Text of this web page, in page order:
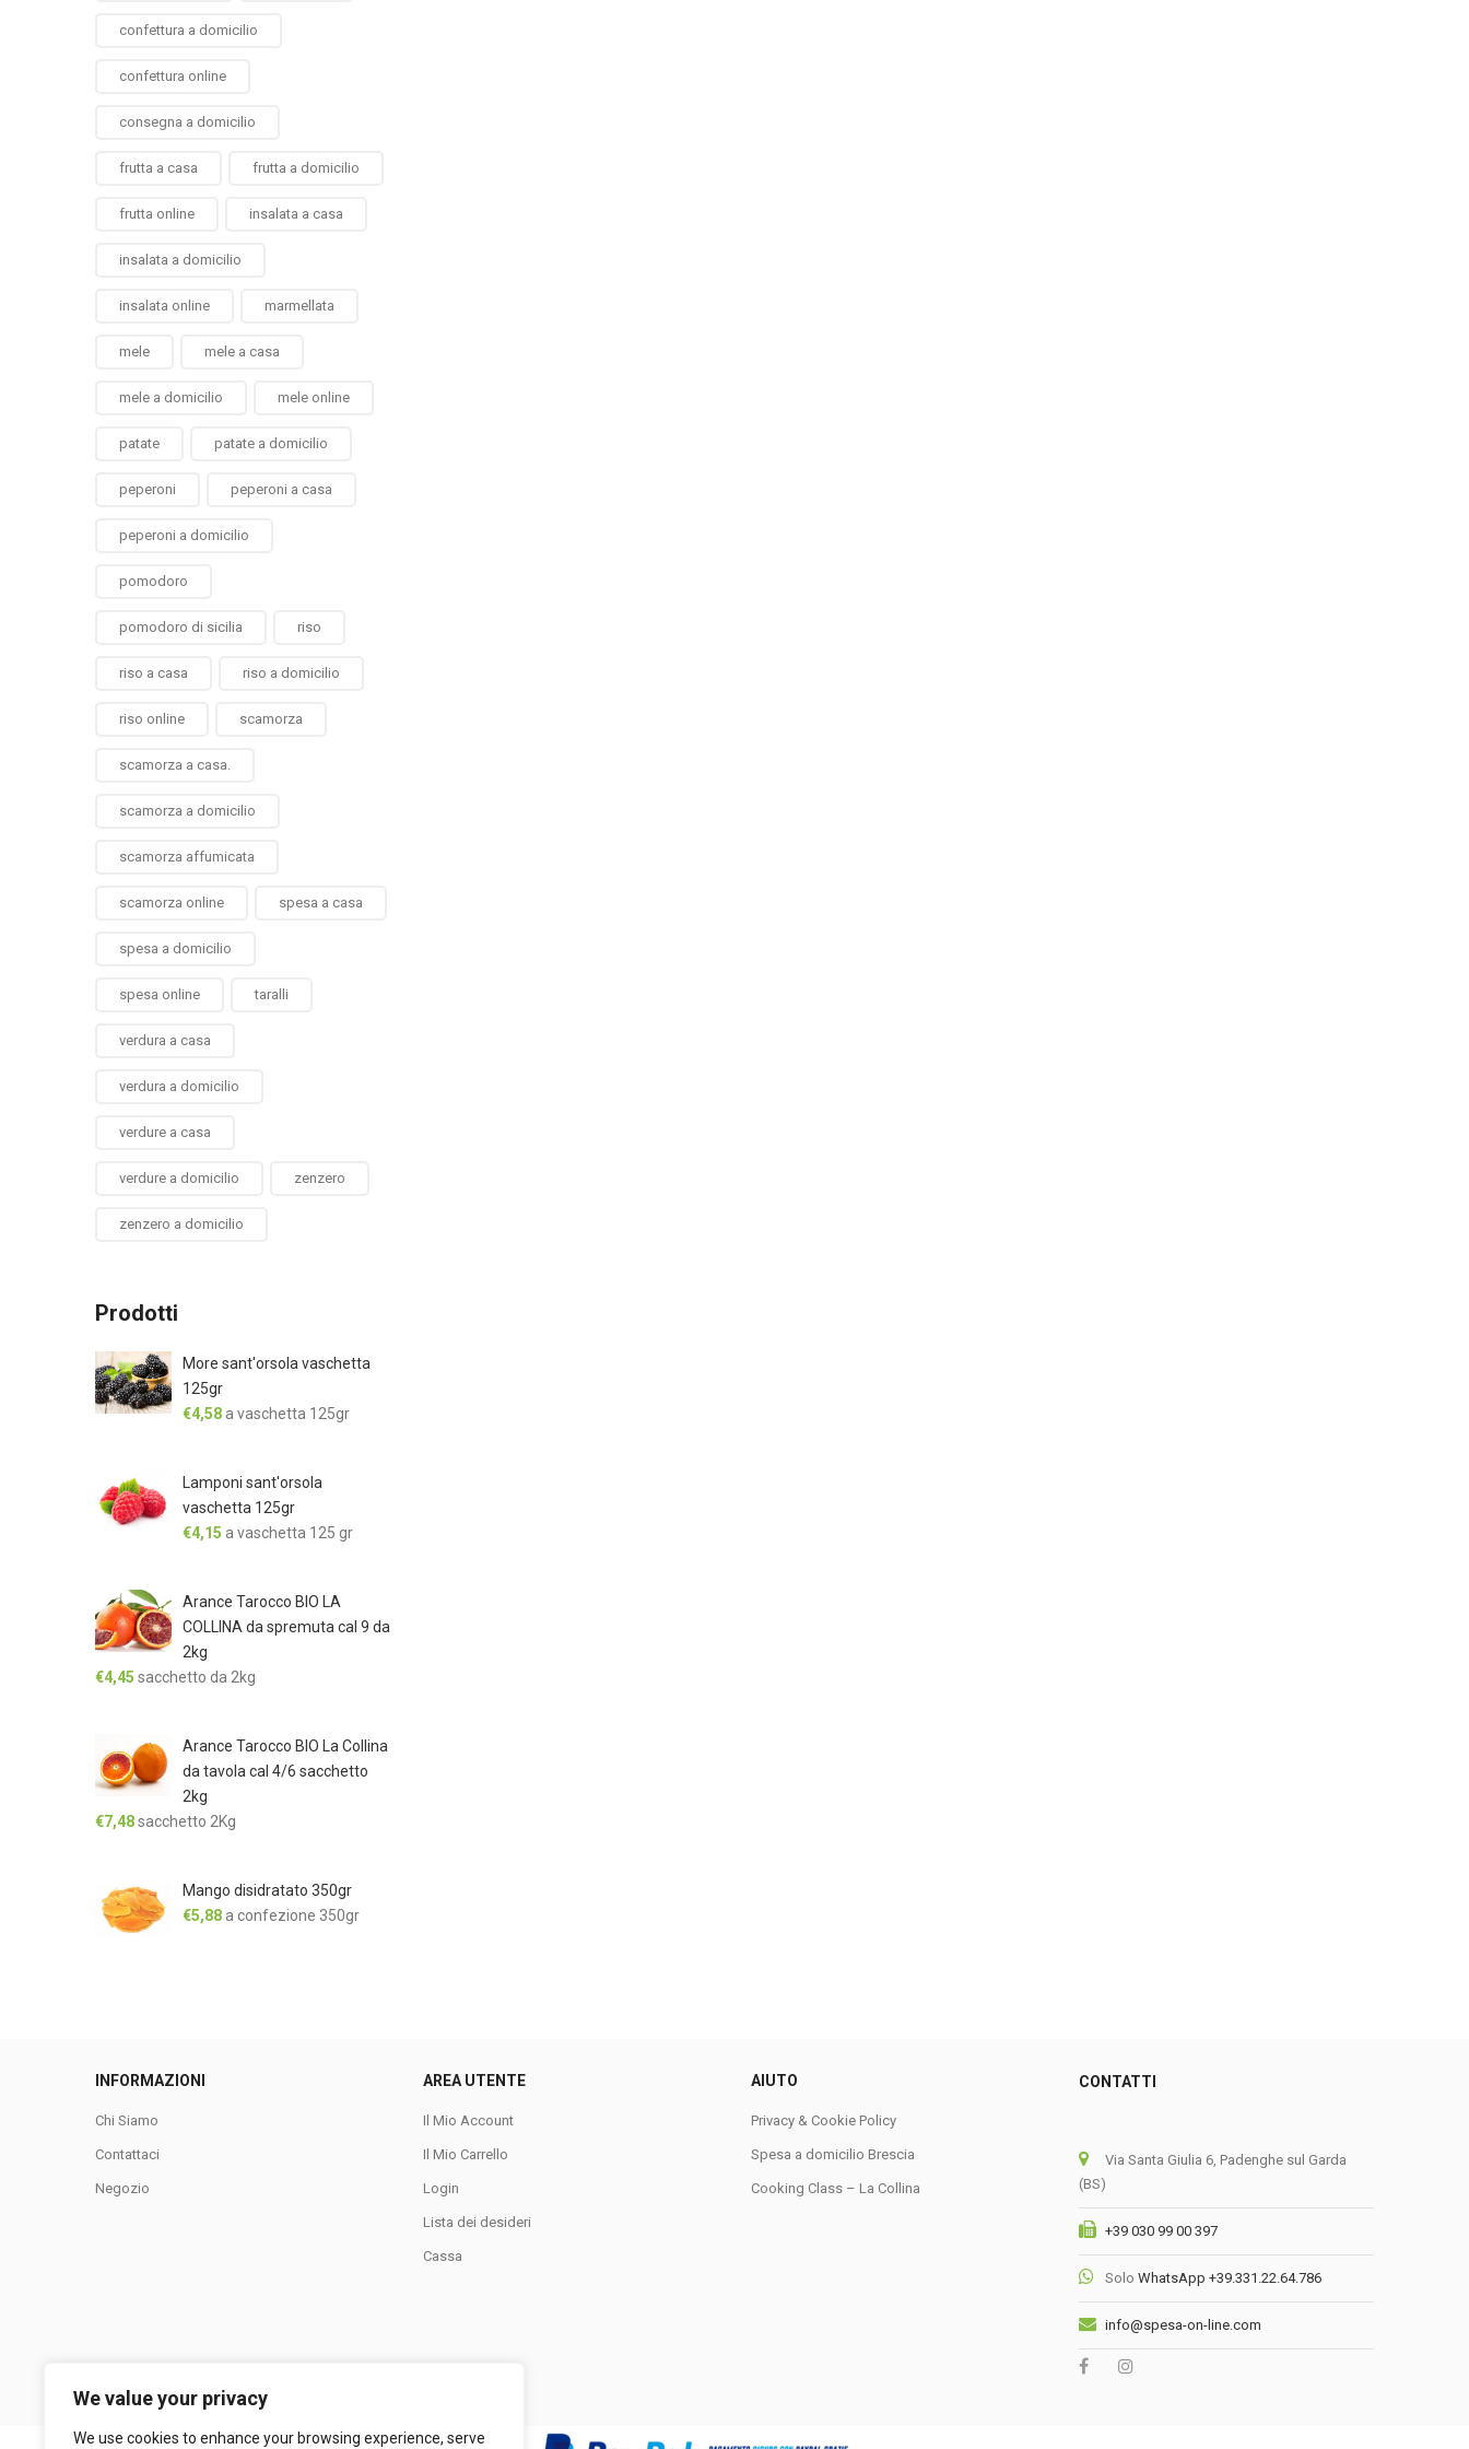
We value your privacy
We use cookies to enhance your browsing experience, serve
confettura a domicilio
confettura online
consegna a domicilio
frutta a casa frutta a domicilio
frutta online insalata a casa
insalata a domicilio
insalata online marmellata
mele mele a casa
mele a domicilio mele online
patate patate a domicilio
peperoni peperoni a casa
peperoni a domicilio
pomodoro
pomodoro di sicilia riso
riso a casa riso a domicilio
riso online scamorza
scamorza a casa.
scamorza a domicilio
scamorza affumicata
scamorza online spesa a casa
spesa a domicilio
spesa online taralli
verdura a casa
verdura a domicilio
verdure a casa
verdure a domicilio zenzero
zenzero a domicilio
Prodotti
More sant'orsola vaschetta
125gr
€4,58 a vaschetta 125gr
Lamponi sant'orsola
vaschetta 125gr
€4,15 a vaschetta 125 gr
Arance Tarocco BIO LA
COLLINA da spremuta cal 9 da
2kg
€4,45 sacchetto da 2kg
Arance Tarocco BIO La Collina
da tavola cal 4/6 sacchetto
2kg
€7,48sacchetto 2Kg
Mango disidratato 350gr
€5,88 a confezione 350gr
INFORMAZIONI
Chi Siamo
Contattaci
Negozio
AREA UTENTE
Il Mio Account
Il Mio Carrello
Login
Lista dei desideri
Cassa
AIUTO
Privacy & Cookie Policy
Spesa a domicilio Brescia
Cooking Class – La Collina
CONTATTI
Via Santa Giulia 6, Padenghe sul Garda
(BS)
+39 030 99 00 397
Solo WhatsApp +39.331.22.64.786
info@spesa-on-line.com
LA COLLINA SRL